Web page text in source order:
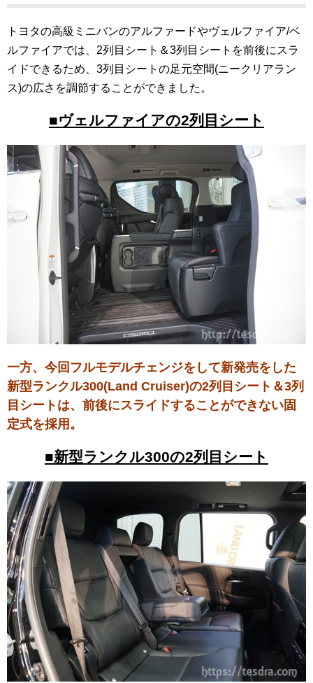
トヨタの高級ミニバンのアルファードやヴェルファイア/ベ
ルファイアでは、2列目シート＆3列目シートを前後にスラ
イドできるため、3列目シートの足元空間(ニークリアラン
ス)の広さを調節することができました。
■ヴェルファイアの2列目シート
一方、今回フルモデルチェンジをして新発売をした
新型ランクル300(Land Cruiser)の2列目シート＆3列
目シートは、前後にスライドすることができない固
定式を採用。
■新型ランクル300の2列目シート